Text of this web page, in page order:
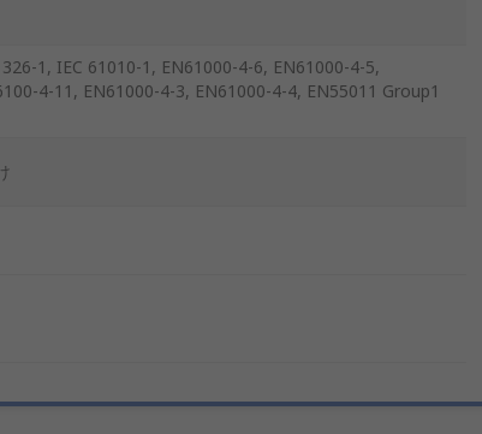
1, IEC 61010-1, EN61000-4-6, EN61000-4-5,
4-11, EN61000-4-3, EN61000-4-4, EN55011 Group1